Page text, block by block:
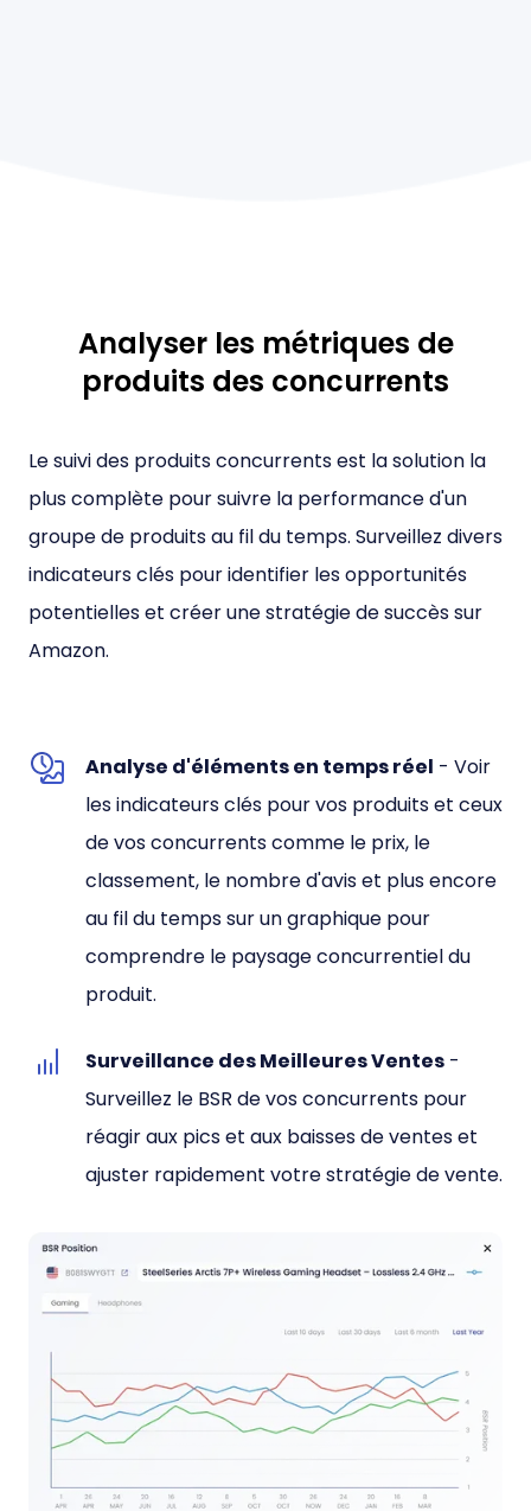
Analyser les métriques de
produits des concurrents
Le suivi des produits concurrents est la solution la
plus complète pour suivre la performance d'un
groupe de produits au fil du temps. Surveillez divers
indicateurs clés pour identifier les opportunités
potentielles et créer une stratégie de succès sur
Amazon.
Analyse d'éléments en temps réel - Voir
les indicateurs clés pour vos produits et ceux
de vos concurrents comme le prix, le
classement, le nombre d'avis et plus encore
au fil du temps sur un graphique pour
comprendre le paysage concurrentiel du
produit.
Surveillance des Meilleures Ventes -
Surveillez le BSR de vos concurrents pour
réagir aux pics et aux baisses de ventes et
ajuster rapidement votre stratégie de vente.